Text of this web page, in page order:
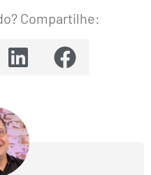
Compartilhe: